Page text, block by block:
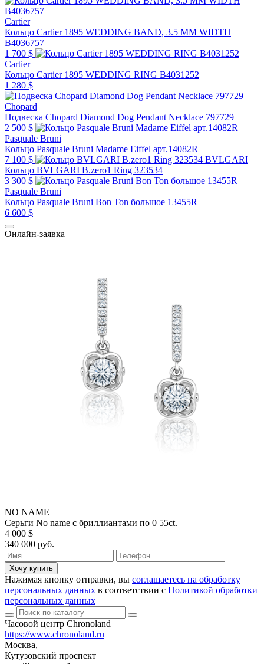
Cartier
Кольцо Cartier 1895 WEDDING BAND, 3.5 MM WIDTH
B4036757
1 700 $
Cartier
Кольцо Cartier 1895 WEDDING RING B4031252
1 280 $
Chopard
Подвеска Chopard Diamond Dog Pendant Necklace 797729
2 500 $
Pasquale Bruni
Кольцо Pasquale Bruni Madame Eiffel арт.14082R
7 100 $
BVLGARI
Кольцо BVLGARI B.zero1 Ring 323534
3 300 $
Pasquale Bruni
Кольцо Pasquale Bruni Bon Ton большое 13455R
6 600 $
Онлайн-заявка
NO NAME
Серьги No name с бриллиантами по 0 55ct.
4 000 $
340 000 руб.
Хочу купить
Нажимая кнопку отправки, вы соглашаетесь на обработку
персональных данных в соответствии с Политикой обработки
персональных данных
Часовой центр Chronoland
https://www.chronoland.ru
Москва,
Кутузовский проспект